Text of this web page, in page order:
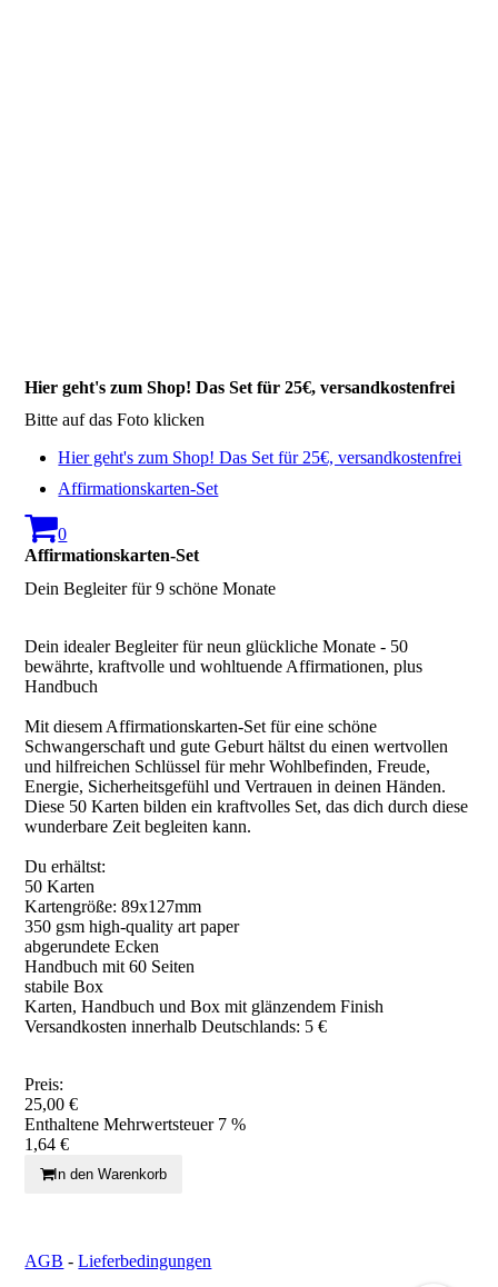
Hier geht's zum Shop! Das Set für 25€, versandkostenfrei
Bitte auf das Foto klicken
Hier geht's zum Shop! Das Set für 25€, versandkostenfrei
Affirmationskarten-Set
0
Affirmationskarten-Set
Dein Begleiter für 9 schöne Monate
Dein idealer Begleiter für neun glückliche Monate - 50
bewährte, kraftvolle und wohltuende Affirmationen, plus
Handbuch
Mit diesem Affirmationskarten-Set für eine schöne
Schwangerschaft und gute Geburt hältst du einen wertvollen
und hilfreichen Schlüssel für mehr Wohlbefinden, Freude,
Energie, Sicherheitsgefühl und Vertrauen in deinen Händen.
Diese 50 Karten bilden ein kraftvolles Set, das dich durch diese
wunderbare Zeit begleiten kann.
Du erhältst:
50 Karten
Kartengröße: 89x127mm
350 gsm high-quality art paper
abgerundete Ecken
Handbuch mit 60 Seiten
stabile Box
Karten, Handbuch und Box mit glänzendem Finish
Versandkosten innerhalb Deutschlands: 5 €
Preis:
25,00 €
Enthaltene Mehrwertsteuer 7 %
1,64 €
In den Warenkorb
AGB -Lieferbedingungen